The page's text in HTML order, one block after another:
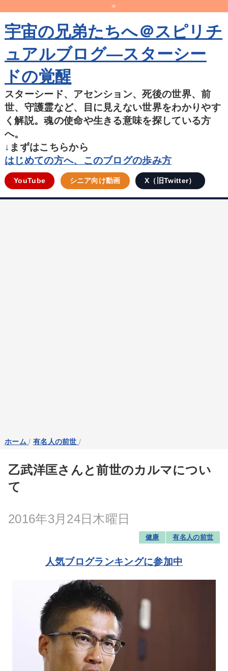
=
宇宙の兄弟たちへ＠スピリチ
ュアルブログ―スターシー
ドの覚醒
スターシード、アセンション、死後の世界、前
世、守護霊など、目に見えない世界をわかりやす
く解説。魂の使命や生きる意味を探している方
へ。
↓まずはこちらから
はじめての方へ、このブログの歩み方
YouTube シニア向け動画 X（旧Twitter）
ホーム / 有名人の前世 /
乙武洋匡さんと前世のカルマについ
て
2016年3月24日木曜日
健康 有名人の前世
人気ブログランキングに参加中